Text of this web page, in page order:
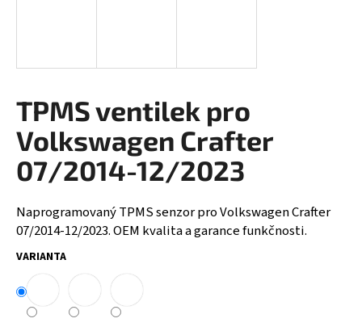
TPMS ventilek pro
Volkswagen Crafter
07/2014-12/2023
Naprogramovaný TPMS senzor pro Volkswagen Crafter
07/2014-12/2023. OEM kvalita a garance funkčnosti.
VARIANTA
í
?
D
p